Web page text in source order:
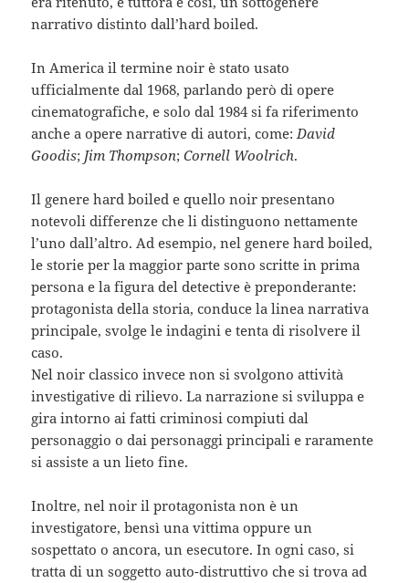
narrativo distinto dall’hard boiled.
In America il termine noir è stato usato
ufficialmente dal 1968, parlando però di opere
cinematografiche, e solo dal 1984 si fa riferimento
anche a opere narrative di autori, come:David
Goodis; Jim Thompson;Cornell Woolrich.
Il genere hard boiled e quello noir presentano
notevoli differenze che li distinguono nettamente
l’uno dall’altro. Ad esempio, nel genere hard boiled,
le storie per la maggior parte sono scritte in prima
persona e la figura del detective è preponderante:
protagonista della storia, conduce la linea narrativa
principale, svolge le indagini e tenta di risolvere il
caso.
Nel noir classico invece non si svolgono attività
investigative di rilievo. La narrazione si sviluppa e
gira intorno ai fatti criminosi compiuti dal
personaggio o dai personaggi principali e raramente
si assiste a un lieto fine.
Inoltre, nel noir il protagonista non è un
investigatore, bensì una vittima oppure un
sospettato o ancora, un esecutore. In ogni caso, si
tratta di un soggetto auto-distruttivo che si trova ad